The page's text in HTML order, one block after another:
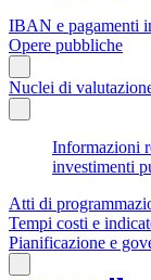
IBAN e pagamenti
Opere pubbliche
Nuclei di
Informazioni
investimenti
Atti di
Tempi costi e
Pianificazione e